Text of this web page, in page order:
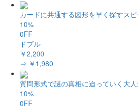
カードに共通する図形を早く探すス
10%
0FF
ドブル
￥2,200
⇒ ￥1,980
質問形式で謎の真相に迫っていく大
10%
0FF